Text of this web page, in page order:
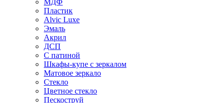
МДФ
Пластик
Alvic Luxe
Эмаль
Акрил
ДСП
С патиной
Шкафы-купе с зеркалом
Матовое зеркало
Стекло
Цветное стекло
Пескоструй